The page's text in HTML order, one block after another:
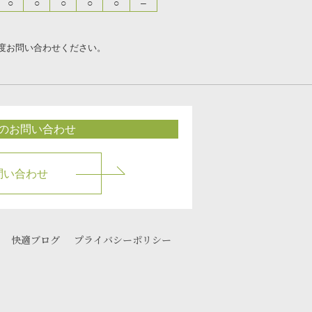
○ ○ ○ ○ ○ –
お問い合わせください。
お問い合わせ
い合わせ
快適ブログ プライバシーポリシー